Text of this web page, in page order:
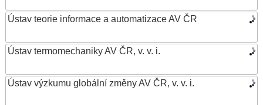
Ústav teorie informace a automatizace AV ČR
Ústav termomechaniky AV ČR, v. v. i.
Ústav výzkumu globální změny AV ČR, v. v. i.